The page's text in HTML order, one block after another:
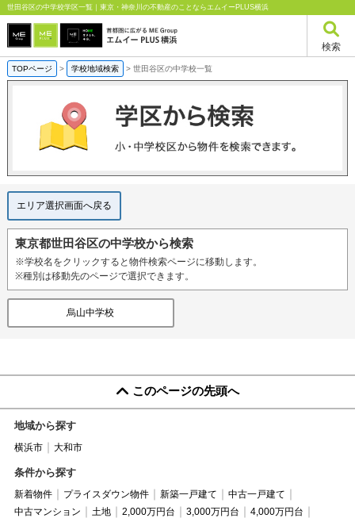
世田谷区の中学校学区一覧｜東京・神奈川の不動産のことならエムイーPLUS横浜
検索
TOPページ > 学校地域検索 > 世田谷区の中学校一覧
エリア選択画面へ戻る
東京都世田谷区の中学校から検索
※学校名をクリックすると物件検索ページに移動します。
※種別は移動先のページで選択できます。
烏山中学校
このページの先頭へ
地域から探す
横浜市 大和市
条件から探す
新着物件 プライスダウン物件 新築一戸建て
中古一戸建て
中古マンション
土地 2,000万円台 3,000万円台
4,000万円台